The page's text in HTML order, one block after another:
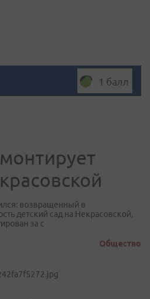
1 балл
возвращенный в
детский сад на Некрасовской,
за с
Общество